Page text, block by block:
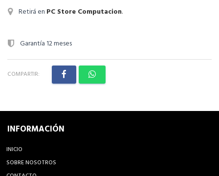
Retirá en PC Store Computacion.
Garantía 12 meses
COMPARTIR:
INFORMACIÓN
INICIO
SOBRE NOSOTROS